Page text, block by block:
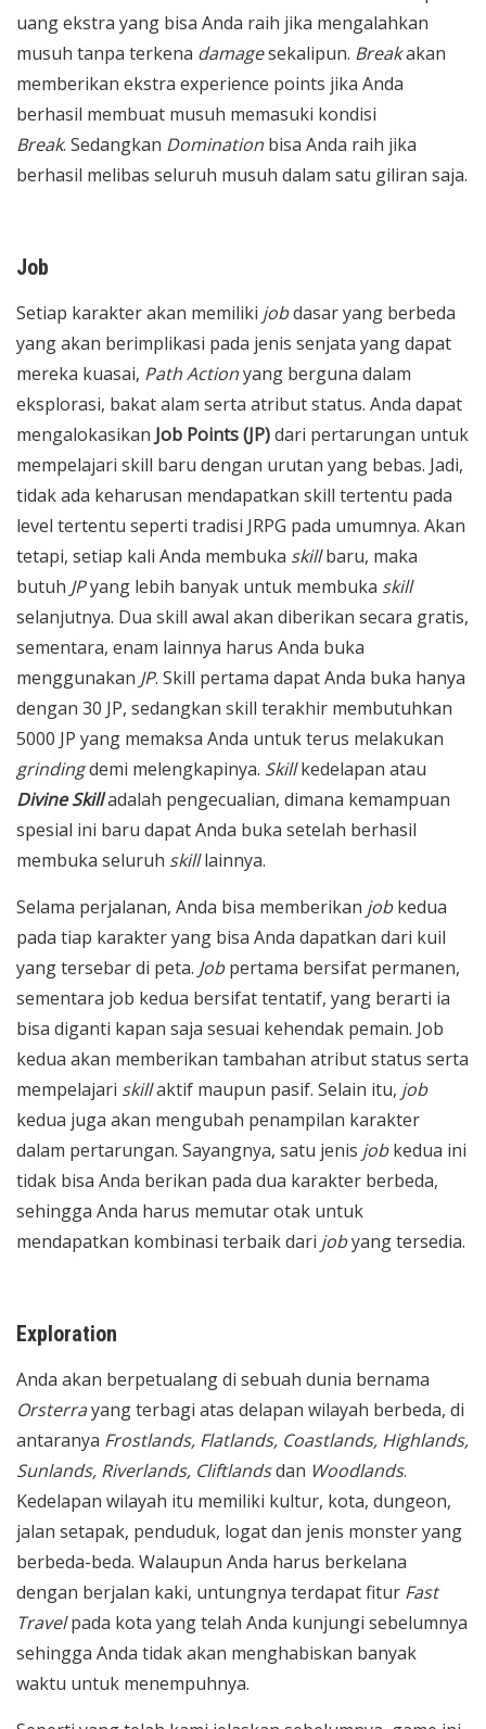
uang ekstra yang bisa Anda raih jika mengalahkan
musuh tanpa terkena damagesekalipun. Breakakan
memberikan ekstra experience points jika Anda
berhasil membuat musuh memasuki kondisi
Break. Sedangkan Domination bisa Anda raih jika
berhasil melibas seluruh musuh dalam satu giliran saja.
Job
Setiap karakter akan memiliki jobdasar yang berbeda
yang akan berimplikasi pada jenis senjata yang dapat
mereka kuasai, Path Actionyang berguna dalam
eksplorasi, bakat alam serta atribut status. Anda dapat
mengalokasikan Job Points (JP)dari pertarungan untuk
mempelajari skill baru dengan urutan yang bebas. Jadi,
tidak ada keharusan mendapatkan skill tertentu pada
level tertentu seperti tradisi JRPG pada umumnya. Akan
tetapi, setiap kali Anda membuka skillbaru, maka
butuh JPyang lebih banyak untuk membuka skill
selanjutnya. Dua skill awal akan diberikan secara gratis,
sementara, enam lainnya harus Anda buka
menggunakan JP. Skill pertama dapat Anda buka hanya
dengan 30 JP, sedangkan skill terakhir membutuhkan
5000 JP yang memaksa Anda untuk terus melakukan
grindingdemi melengkapinya. Skillkedelapan atau
Divine Skilladalah pengecualian, dimana kemampuan
spesial ini baru dapat Anda buka setelah berhasil
membuka seluruh skilllainnya.
Selama perjalanan, Anda bisa memberikan jobkedua
pada tiap karakter yang bisa Anda dapatkan dari kuil
yang tersebar di peta. Jobpertama bersifat permanen,
sementara job kedua bersifat tentatif, yang berarti ia
bisa diganti kapan saja sesuai kehendak pemain. Job
kedua akan memberikan tambahan atribut status serta
mempelajari skillaktif maupun pasif. Selain itu, job
kedua juga akan mengubah penampilan karakter
dalam pertarungan. Sayangnya, satu jenis jobkedua ini
tidak bisa Anda berikan pada dua karakter berbeda,
sehingga Anda harus memutar otak untuk
mendapatkan kombinasi terbaik dari jobyang tersedia.
Exploration
Anda akan berpetualang di sebuah dunia bernama
Orsterrayang terbagi atas delapan wilayah berbeda, di
antaranya Frostlands, Flatlands, Coastlands, Highlands,
Sunlands, Riverlands, Cliftlandsdan Woodlands.
Kedelapan wilayah itu memiliki kultur, kota, dungeon,
jalan setapak, penduduk, logat dan jenis monster yang
berbeda-beda. Walaupun Anda harus berkelana
dengan berjalan kaki, untungnya terdapat fitur Fast
Travelpada kota yang telah Anda kunjungi sebelumnya
sehingga Anda tidak akan menghabiskan banyak
waktu untuk menempuhnya.